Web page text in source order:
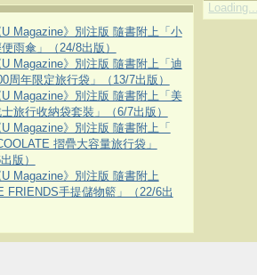
Magazine》別注版 隨書附上「小
雨傘」（24/8出版）
Magazine》別注版 隨書附上「迪
周年限定旅行袋」（13/7出版）
Magazine》別注版 隨書附上「美
旅行收納袋套裝」（6/7出版）
Magazine》別注版 隨書附上「
摺疊大容量旅行袋」
版）
Magazine》別注版 隨書附上
FRIENDS手提儲物籃」（22/6出